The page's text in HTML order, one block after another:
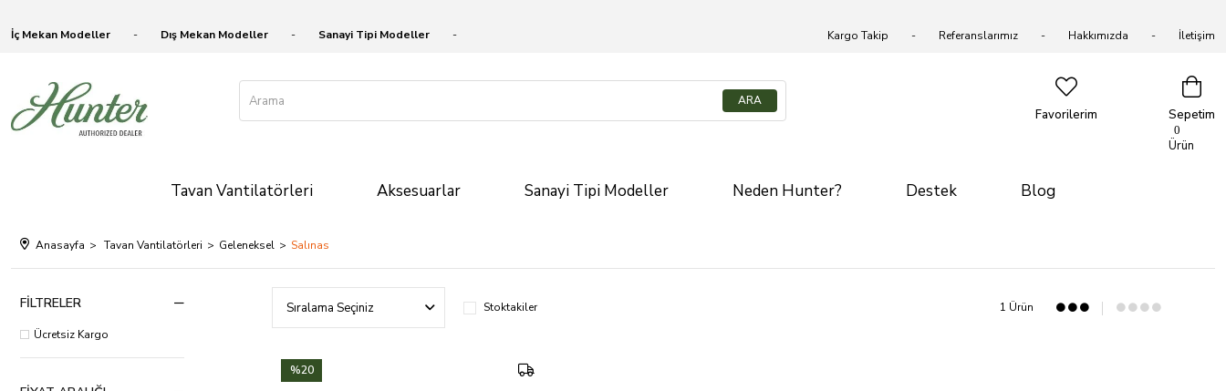
İç Mekan Modeller Dış Mekan Modeller Sanayi Tipi Modeller Kargo Takip Referanslarımız Hakkımızda İletişim
Sepetim
0
Ürün
Favorilerim
Tavan Vantilatörleri Aksesuarlar Sanayi Tipi Modeller Neden Hunter? Destek Blog
Anasayfa Tavan Vantilatörleri Geleneksel Salınas
FILTRELER
Ücretsiz Kargo
Stoktakiler 1 Ürün
%20